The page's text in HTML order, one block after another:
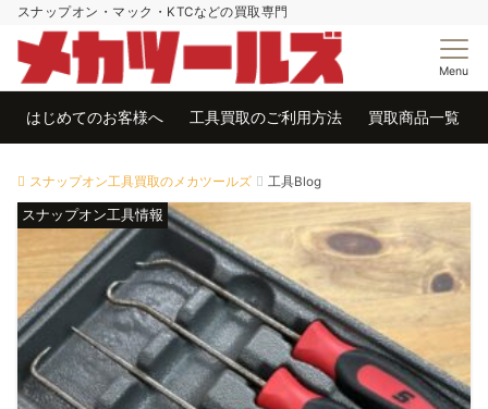
スナップオン・マック・KTCなどの買取専門
Menu
はじめてのお客様へ 工具買取のご利用方法 買取商品一覧
スナップオン工具買取のメカツールズ 工具Blog
スナップオン工具情報